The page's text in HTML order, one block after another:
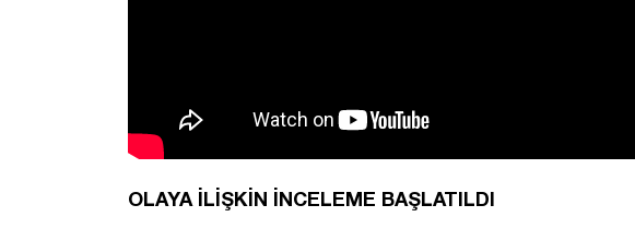
OLAYA İLİŞKİN İNCELEME BAŞLATILDI